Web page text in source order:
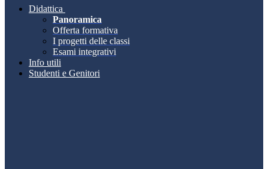
Didattica
Panoramica
Offerta formativa
I progetti delle classi
Esami integrativi
Info utili
Studenti e Genitori